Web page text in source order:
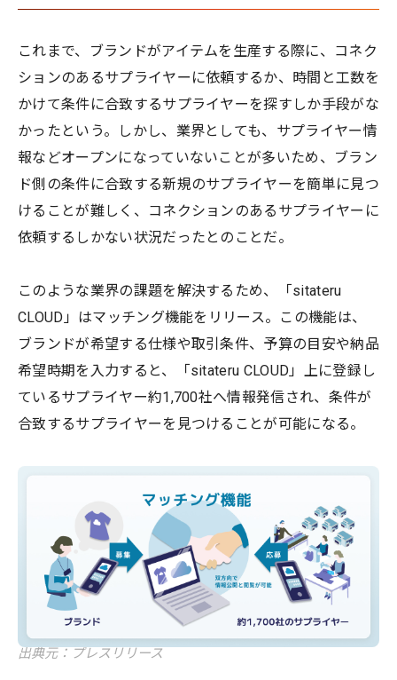
これまで、ブランドがアイテムを生産する際に、コネク
ションのあるサプライヤーに依頼するか、時間と工数を
かけて条件に合致するサプライヤーを探すしか手段がな
かったという。しかし、業界としても、サプライヤー情
報などオープンになっていないことが多いため、ブラン
ド側の条件に合致する新規のサプライヤーを簡単に見つ
けることが難しく、コネクションのあるサプライヤーに
依頼するしかない状況だったとのことだ。
このような業界の課題を解決するため、「sitateru
CLOUD」はマッチング機能をリリース。この機能は、
ブランドが希望する仕様や取引条件、予算の目安や納品
希望時期を入力すると、「sitateru CLOUD」上に登録し
ているサプライヤー約1,700社へ情報発信され、条件が
合致するサプライヤーを見つけることが可能になる。
出典元：プレスリリース